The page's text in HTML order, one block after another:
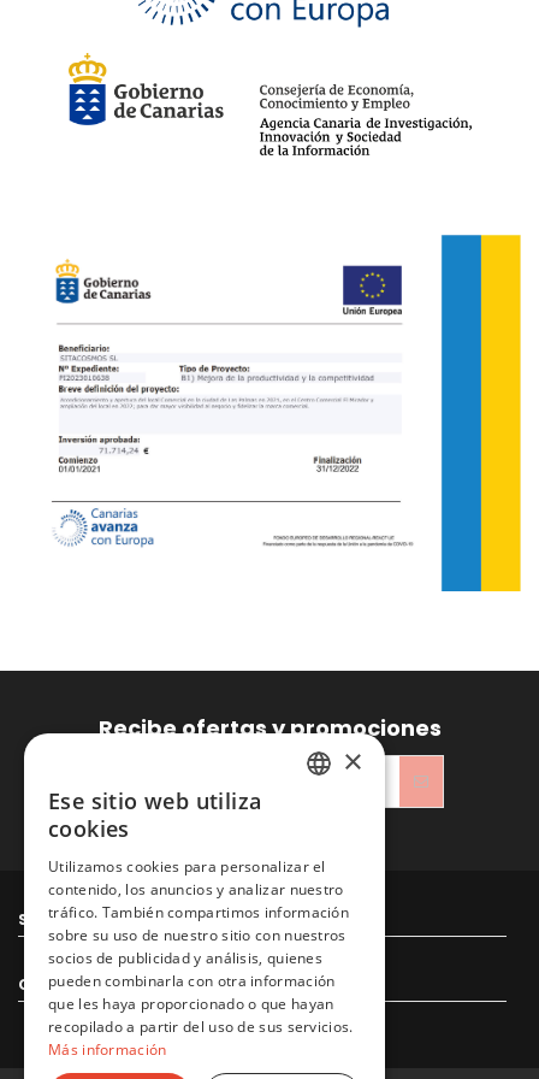
Recibe ofertas y promociones
He leído y acepto la
Sitacosmos SL
Contacto
×
Ese sitio web utiliza
cookies
Utilizamos cookies para personalizar el
contenido, los anuncios y analizar nuestro
tráfico. También compartimos información
sobre su uso de nuestro sitio con nuestros
socios de publicidad y análisis, quienes
pueden combinarla con otra información
que les haya proporcionado o que hayan
recopilado a partir del uso de sus servicios.
Más información